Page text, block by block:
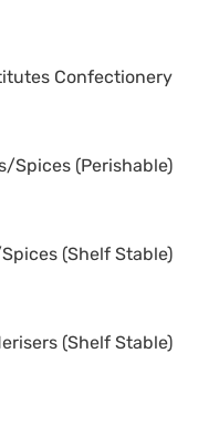
Confectionery
Spices (Perishable)
(Shelf Stable)
(Shelf Stable)